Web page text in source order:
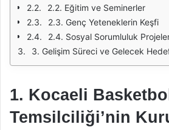
2.2. Eğitim ve Seminerler
2.3. Genç Yeteneklerin Keşfi
2.4. Sosyal Sorumluluk
3. Gelişim Süreci ve Gelecek
1. Kocaeli
Temsilciliği’nin